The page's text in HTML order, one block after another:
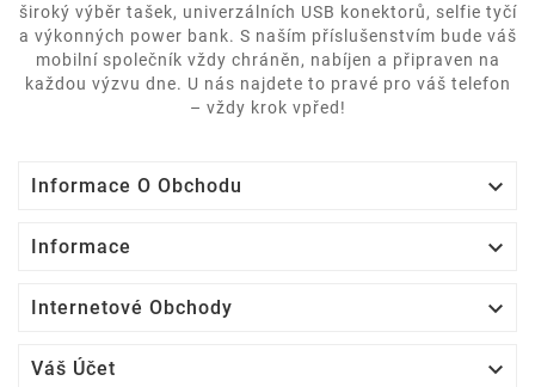
široký výběr tašek, univerzálních USB konektorů, selfie tyčí
a výkonných power bank. S naším příslušenstvím bude váš
mobilní společník vždy chráněn, nabíjen a připraven na
každou výzvu dne. U nás najdete to pravé pro váš telefon
– vždy krok vpřed!
Informace O Obchodu 
Informace 
Internetové Obchody 
Váš Účet 